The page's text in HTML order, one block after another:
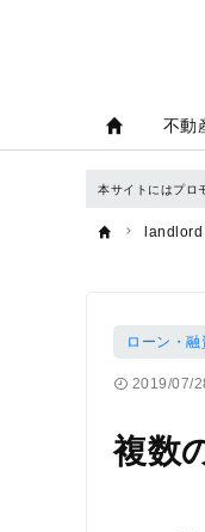
不動
本サイトにはプロ
landlord
ローン・融
2019/07/
複数